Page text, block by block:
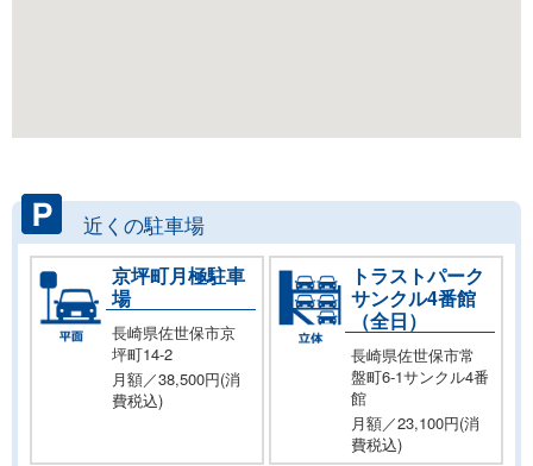
近くの駐車場
京坪町月極駐車
場
長崎県佐世保市京
坪町14-2
月額／38,500円(消
費税込)
トラストパーク
サンクル4番館
（全日）
長崎県佐世保市常
盤町6-1サンクル4番
館
月額／23,100円(消
費税込)